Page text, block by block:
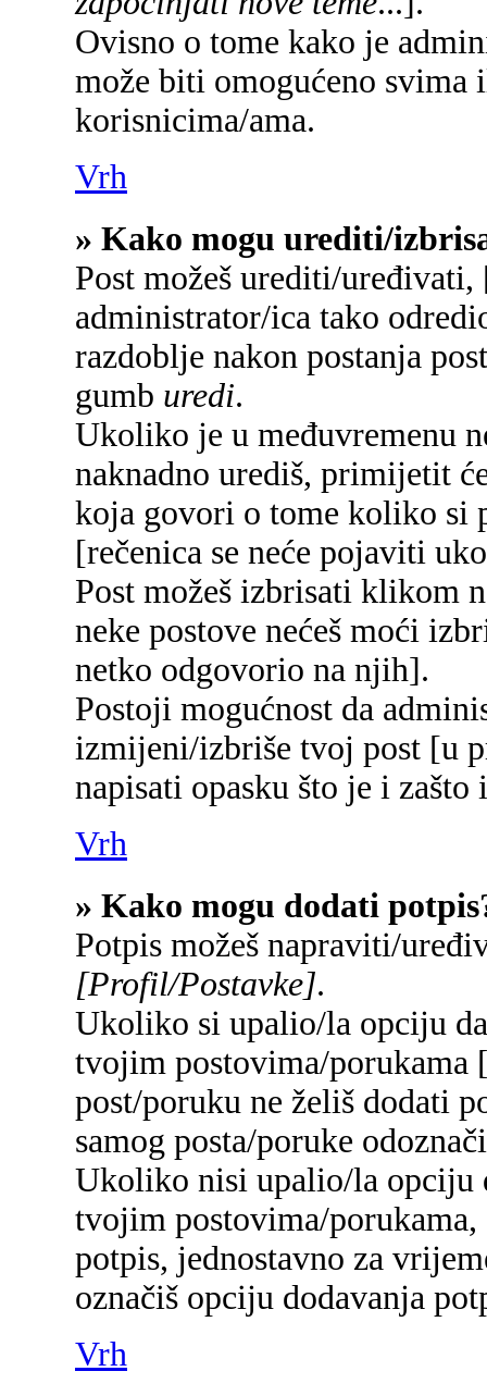
Ovisno o tome kako je
može biti omogućeno
korisnicima/ama.
Vrh
» Kako mogu urediti/
Post možeš urediti/
administrator/ica tako
razdoblje nakon postanja
gumb uredi.
Ukoliko je u međuvremenu
naknadno urediš, primijetit
koja govori o tome koliko si
[rečenica se neće pojaviti
Post možeš izbrisati klikom
neke postove nećeš moći
netko odgovorio na njih].
Postoji mogućnost da
izmijeni/izbriše tvoj post [u
napisati opasku što je i
Vrh
» Kako mogu dodati
Potpis možeš napraviti/
[Profil/Postavke].
Ukoliko si upalio/la opciju
tvojim postovima/porukama
post/poruku ne želiš dodati
samog posta/poruke
Ukoliko nisi upalio/la opciju
tvojim postovima/
potpis, jednostavno za
označiš opciju dodavanja
Vrh